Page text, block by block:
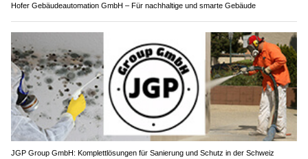
Hofer Gebäudeautomation GmbH – Für nachhaltige und smarte Gebäude
JGP Group GmbH: Komplettlösungen für Sanierung und Schutz in der Schweiz